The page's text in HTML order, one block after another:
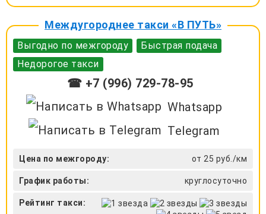
Междугороднее такси «В ПУТЬ»
Выгодно по межгороду
Быстрая подача
Недорогое такси
☎ +7 (996) 729-78-95
Whatsapp
Telegram
Цена по межгороду: от 25 руб./км
График работы: круглосуточно
Рейтинг такси: